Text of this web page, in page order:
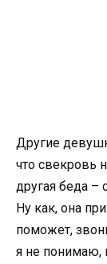
Другие
что свекровь
другая беда
Ну как, она
поможет,
я не понимаю,